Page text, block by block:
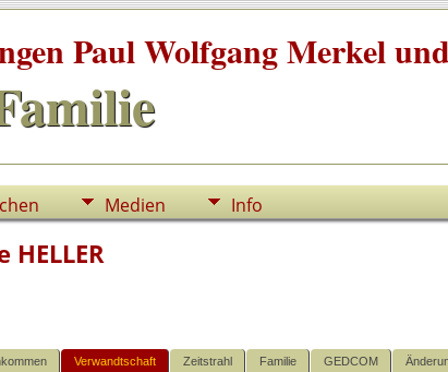
Paul Wolfgang Merkel
Medien Info
Verwandtschaft Zeitstrahl Familie GEDCOM